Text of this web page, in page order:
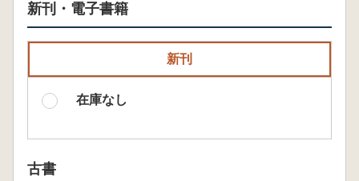
新刊・電子書籍
新刊
在庫なし
古書